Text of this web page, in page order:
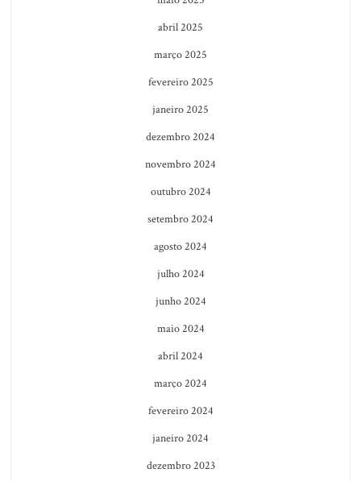
abril 2025
março 2025
fevereiro 2025
janeiro 2025
dezembro 2024
novembro 2024
outubro 2024
setembro 2024
agosto 2024
julho 2024
junho 2024
maio 2024
abril 2024
março 2024
fevereiro 2024
janeiro 2024
dezembro 2023